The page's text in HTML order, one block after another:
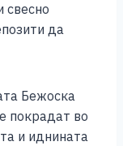
свесно
да
Бежоска
покрадат во
и иднината